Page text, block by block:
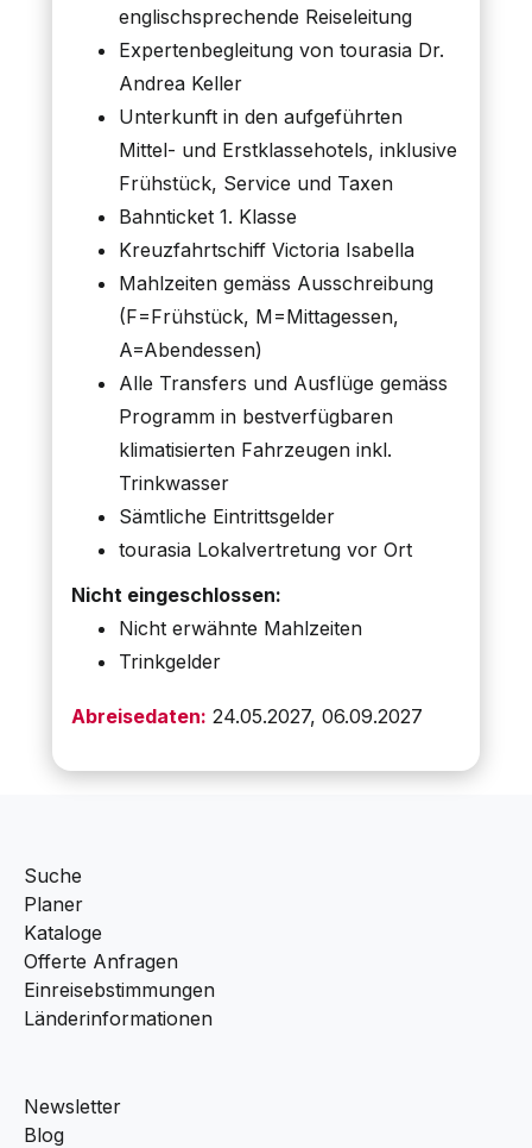
englischsprechende Reiseleitung
Expertenbegleitung von tourasia Dr.
Andrea Keller
Unterkunft in den aufgeführten
Mittel- und Erstklassehotels, inklusive
Frühstück, Service und Taxen
Bahnticket 1. Klasse
Kreuzfahrtschiff Victoria Isabella
Mahlzeiten gemäss Ausschreibung
(F=Frühstück, M=Mittagessen,
A=Abendessen)
Alle Transfers und Ausflüge gemäss
Programm in bestverfügbaren
klimatisierten Fahrzeugen inkl.
Trinkwasser
Sämtliche Eintrittsgelder
tourasia Lokalvertretung vor Ort
Nicht eingeschlossen:
Nicht erwähnte Mahlzeiten
Trinkgelder
Abreisedaten: 24.05.2027, 06.09.2027
Suche
Planer
Kataloge
Offerte Anfragen
Einreisebstimmungen
Länderinformationen
Newsletter
Blog